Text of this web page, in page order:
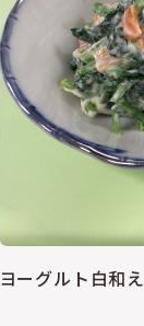
ヨーグルト白和え